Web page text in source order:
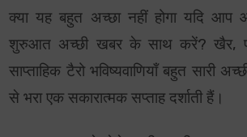
क्या यह बहुत अच्छा नहीं होगा यदि आप
शुरुआत अच्छी खबर के साथ करें? खैर,
साप्ताहिक टैरो भविष्यवाणियाँ बहुत सारी
से भरा एक सकारात्मक सप्ताह दर्शाती हैं।